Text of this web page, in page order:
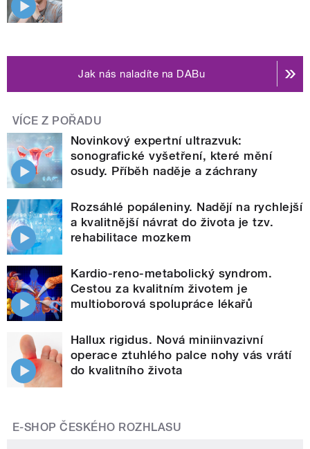
Jak nás naladíte na DABu
VÍCE Z POŘADU
Novinkový expertní ultrazvuk:
sonografické vyšetření, které mění
osudy. Příběh naděje a záchrany
Rozsáhlé popáleniny. Nadějí na rychlejší
a kvalitnější návrat do života je tzv.
rehabilitace mozkem
Kardio-reno-metabolický syndrom.
Cestou za kvalitním životem je
multioborová spolupráce lékařů
Hallux rigidus. Nová miniinvazivní
operace ztuhlého palce nohy vás vrátí
do kvalitního života
E-SHOP ČESKÉHO ROZHLASU